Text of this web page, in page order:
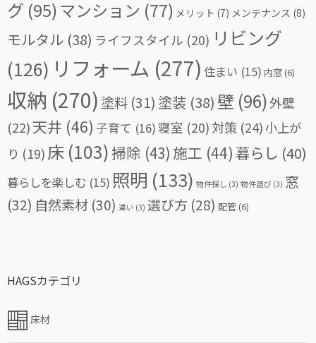
グ (95)マンション (77) メリット (7) メンテナンス (8)
モルタル (38) ライフスタイル (20) リビング
(126) リフォーム (277) 住まい (15) 内窓(6)
収納 (270) 塗料 (31) 塗装 (38) 壁 (96)外壁
(22)天井 (46) 子育て (16)寝室 (20) 対策 (24)小上が
り (19) 床 (103)掃除 (43) 施工 (44) 暮らし (40)
暮らしを楽しむ (15) 照明 (133) 物件探し (3) 物件選び (3) 窓
(32) 自然素材 (30) 違い (3) 選び方 (28) 配管(6)
HAGSカテゴリ
床材